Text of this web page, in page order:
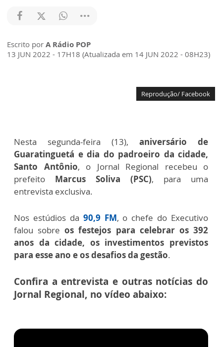
Escrito por A Rádio POP
13 JUN 2022 - 17H18 (Atualizada em 14 JUN 2022 - 08H23)
Reprodução/ Facebook
Nesta segunda-feira (13), aniversário de
Guaratinguetá e dia do padroeiro da cidade,
Santo Antônio, o Jornal Regional recebeu o
prefeito Marcus Soliva (PSC), para uma
entrevista exclusiva.
Nos estúdios da 90,9 FM, o chefe do Executivo
falou sobreos festejos para celebrar os 392
anos da cidade, os investimentos previstos
para esse ano e os desafios da gestão.
Confira a entrevista e outras notícias do
Jornal Regional, no vídeo abaixo: